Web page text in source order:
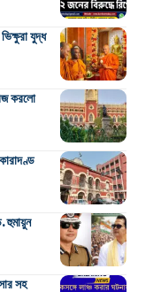
যুদ্ধ
করলো
সহ